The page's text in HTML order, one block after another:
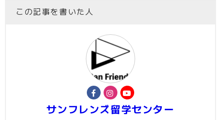
この記事を書いた人
サンフレンズ留学センター